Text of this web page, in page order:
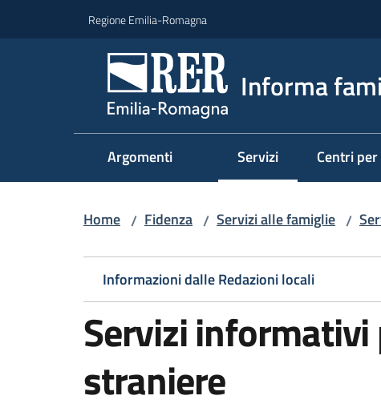
Regione Emilia-Romagna
Informa
Argomenti Servizi
Menu selezionato
Centri
Home / Fidenza / Servizi alle famiglie /
Informazioni dalle Redazioni locali
Servizi
straniere